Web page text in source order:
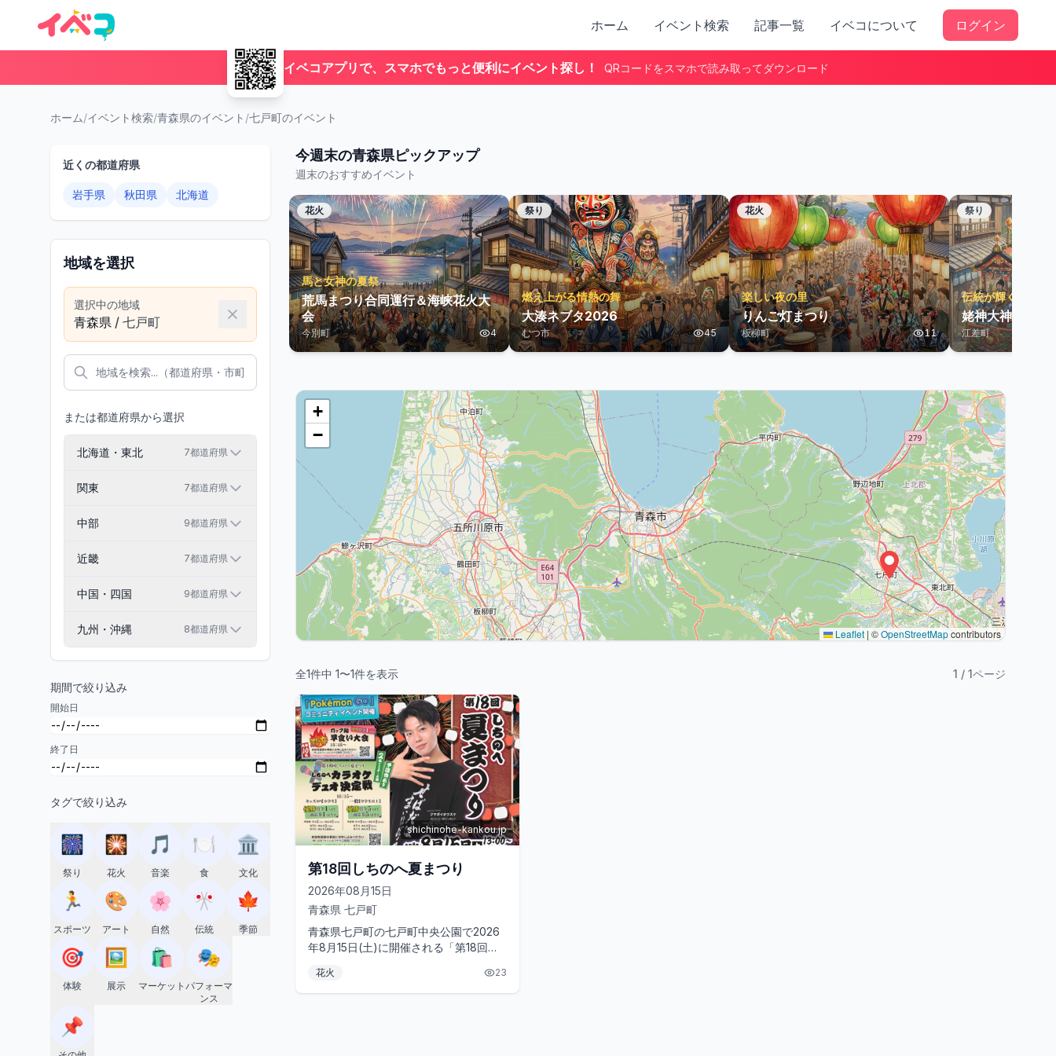
ホーム イベント検索 記事一覧 イベコについて ログイン
イベコアプリで、スマホでもっと便利にイベント探し！ QRコードをスマホで読み取ってダウンロード
ホーム/イベント検索/青森県のイベント /七戸町のイベント
近くの都道府県
岩手県 秋田県 北海道
地域を選択
選択中の地域
青森県 / 七戸町
または都道府県から選択
北海道・東北 7都道府県
関東 7都道府県
中部 9都道府県
近畿 7都道府県
中国・四国 9都道府県
九州・沖縄 8都道府県
期間で絞り込み
開始日
終了日
タグで絞り込み
🎆
祭り
🎇
花火
🎵
音楽
🍽️
食
🏛️
文化
🏃
スポーツ
🎨
アート
🌸
自然
🎌
伝統
🍁
季節
🎯
体験
🖼️
展示
🛍️
マーケット
🎭
パフォーマ
ンス
📌
今週末の青森県ピックアップ
週末のおすすめイベント
花火
馬と女神の夏祭
荒馬まつり合同運行＆海峡花火大
会
今別町 4
祭り
燃え上がる情熱の舞
大湊ネブタ2026
むつ市 45
花火
楽しい夜の里
りんご灯まつり
板柳町 11
祭り
伝統が輝く夏祭り
姥神大神宮渡御
江差町
+
−
Leaflet | ©OpenStreetMapcontributors
全1件中 1〜1件を表示 1 / 1ページ
shichinohe-kankou.jp
第18回しちのへ夏まつり
2026年08月15日
青森県 七戸町
青森県七戸町の七戸町中央公園で2026
年8月15日(土)に開催される「第18回し
める賑やかな夏イベントで...
花火 23